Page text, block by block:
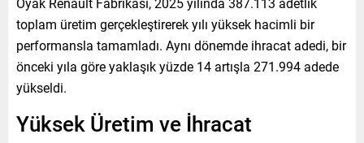
toplam üretim gerçekleştirerek yılı yüksek hacimli bir
performansla tamamladı. Aynı dönemde ihracat adedi, bir
önceki yıla göre yaklaşık yüzde 14 artışla 271.994 adede
yükseldi.
Yüksek Üretim ve İhracat